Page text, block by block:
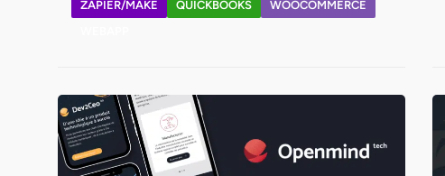
ZAPIER/MAKE QUICKBOOKS
WOOCOMMERCE